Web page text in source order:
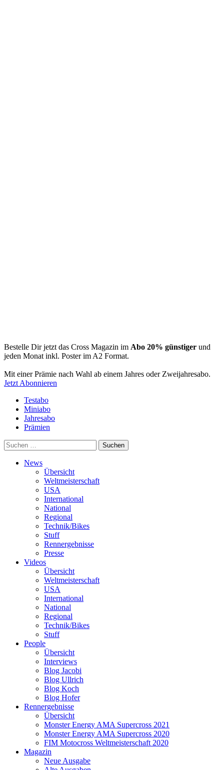
Bestelle Dir jetzt das Cross Magazin im Abo 20% günstiger und
jeden Monat inkl. Poster im A2 Format.
Mit einer Prämie nach Wahl ab einem Jahres oder Zweijahresabo.
Jetzt Abonnieren
Testabo
Miniabo
Jahresabo
Prämien
Suchen
nach:
News
Übersicht
Weltmeisterschaft
USA
International
National
Regional
Technik/Bikes
Stuff
Rennergebnisse
Presse
Videos
Übersicht
Weltmeisterschaft
USA
International
National
Regional
Technik/Bikes
Stuff
People
Übersicht
Interviews
Blog Jacobi
Blog Ullrich
Blog Koch
Blog Hofer
Rennergebnisse
Übersicht
Monster Energy AMA Supercross 2021
Monster Energy AMA Supercross 2020
FIM Motocross Weltmeisterschaft 2020
Magazin
Neue Ausgabe